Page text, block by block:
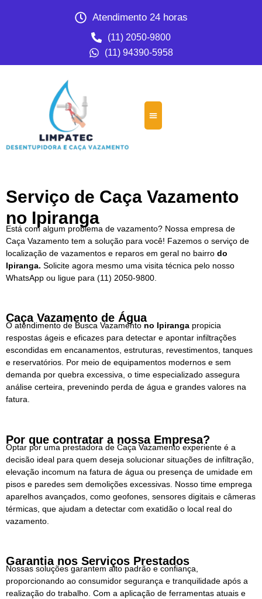
Atendimento 24 horas
(11) 2050-9800
(11) 94390-5958
Serviço de Caça Vazamento
no Ipiranga
Está com algum problema de vazamento? Nossa empresa de
Caça Vazamento tem a solução para você! Fazemos o serviço de
localização de vazamentos e reparos em geral no bairro do
Ipiranga. Solicite agora mesmo uma visita técnica pelo nosso
WhatsApp ou ligue para (11) 2050-9800.
Caça Vazamento de Água
O atendimento de Busca Vazamento no Ipiranga propicia
respostas ágeis e eficazes para detectar e apontar infiltrações
escondidas em encanamentos, estruturas, revestimentos, tanques
e reservatórios. Por meio de equipamentos modernos e sem
demanda por quebra excessiva, o time especializado assegura
análise certeira, prevenindo perda de água e grandes valores na
fatura.
Por que contratar a nossa Empresa?
Optar por uma prestadora de Caça Vazamento experiente é a
decisão ideal para quem deseja solucionar situações de infiltração,
elevação incomum na fatura de água ou presença de umidade em
pisos e paredes sem demolições excessivas. Nosso time emprega
aparelhos avançados, como geofones, sensores digitais e câmeras
térmicas, que ajudam a detectar com exatidão o local real do
vazamento.
Garantia nos Serviços Prestados
Nossas soluções garantem alto padrão e confiança,
proporcionando ao consumidor segurança e tranquilidade após a
realização do trabalho. Com a aplicação de ferramentas atuais e